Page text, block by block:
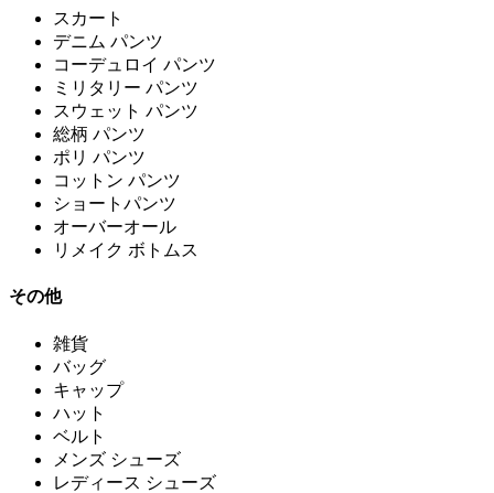
スカート
デニム パンツ
コーデュロイ パンツ
ミリタリー パンツ
スウェット パンツ
総柄 パンツ
ポリ パンツ
コットン パンツ
ショートパンツ
オーバーオール
リメイク ボトムス
その他
雑貨
バッグ
キャップ
ハット
ベルト
メンズ シューズ
レディース シューズ